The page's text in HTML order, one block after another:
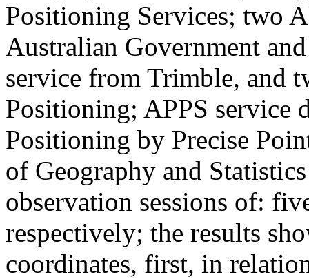
Positioning Services; two
Australian Government
service from Trimble, and
Positioning; APPS service
Positioning by Precise
of Geography and
observation sessions of:
respectively; the results
coordinates, first, in